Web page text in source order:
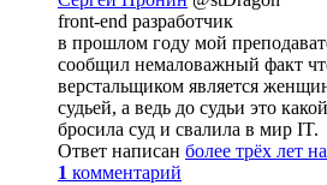
front-end разработчик
в прошлом году мой
сообщил немаловажный факт
верстальщиком является
судьей, а ведь до судьи это
бросила суд и свалила в мир IT.
Ответ написан более трёх лет
1 комментарий